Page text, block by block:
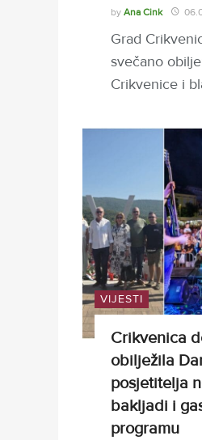
by Ana Cink
Grad
svečano
Crikvenice i
VIJESTI
Crikvenica
obilježila
posjetitelja
bakljadi i
programu